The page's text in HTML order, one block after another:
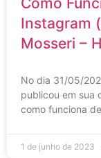
Instagram
Mosseri –
No dia 31/05/
publicou em sua
como funciona
1 de junho de 2023